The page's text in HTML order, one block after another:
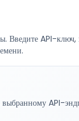
Введите API-ключ,
выбранному API-